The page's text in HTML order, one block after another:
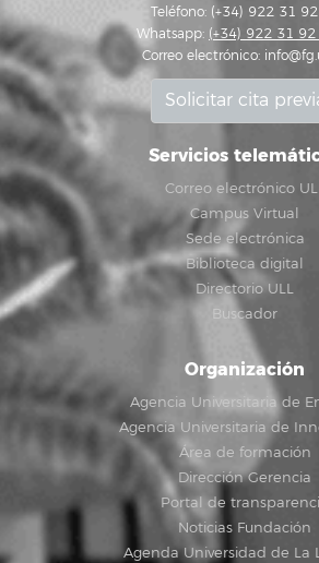
Teléfono: (+34) 922 31
Whatsapp: (+34) 922 31
Correo electrónico:
Solicitar cita
Servicios
Correo electrónico
Campus Virtual
Sede electrónica
Biblioteca digital
Directorio ULL
Buscador
Organización
Agencia Universitaria de
Agencia Universitaria de
Área de formación
Dirección Gerencia
Portal de
Noticias Fundación
Agenda Universidad de La